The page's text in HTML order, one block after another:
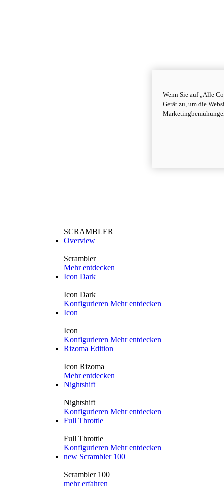
SCRAMBLER
Overview
Scrambler
Mehr entdecken
Icon Dark
Icon Dark
Konfigurieren Mehr entdecken
Icon
Icon
Konfigurieren Mehr entdecken
Rizoma Edition
Icon Rizoma
Mehr entdecken
Nightshift
Nightshift
Konfigurieren Mehr entdecken
Full Throttle
Full Throttle
Konfigurieren Mehr entdecken
new Scrambler 100
Scrambler 100
mehr erfahren
Wenn Sie auf „Alle
Gerät zu, um die